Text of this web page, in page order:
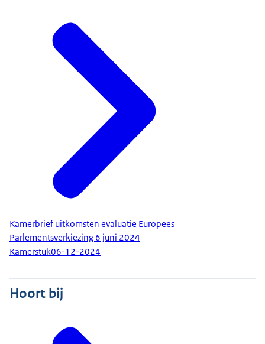
Kamerbrief uitkomsten evaluatie Europees
Parlementsverkiezing 6 juni 2024
Kamerstuk06-12-2024
Hoort bij